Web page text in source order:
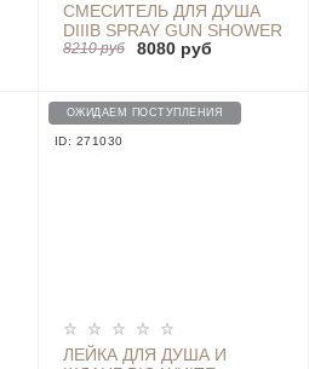
СМЕСИТЕЛЬ ДЛЯ ДУША
DIIIB SPRAY GUN SHOWER
SIMPLE (3 FUNCTIONS)
8210 руб 8080 руб
ОЖИДАЕМ ПОСТУПЛЕНИЯ
ID: 271030
ЛЕЙКА ДЛЯ ДУША И